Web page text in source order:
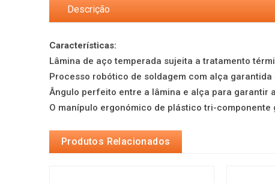
Descrição
Características:
Lâmina de aço temperada sujeita a tratamento
Processo robótico de soldagem com alça
Ângulo perfeito entre a lâmina e alça para garantir
O manípulo ergonómico de plástico tri-
Produtos Relacionados